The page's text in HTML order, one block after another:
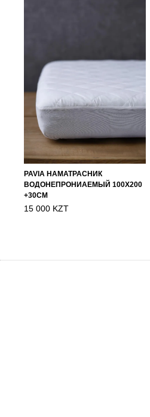
PAVIA НАМАТРАСНИК
ВОДОНЕПРОНИАЕМЫЙ 100Х200
+30СМ
15 000 KZT